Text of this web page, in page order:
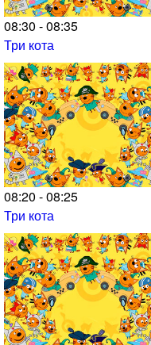
08:30 - 08:35
Три кота
08:20 - 08:25
Три кота